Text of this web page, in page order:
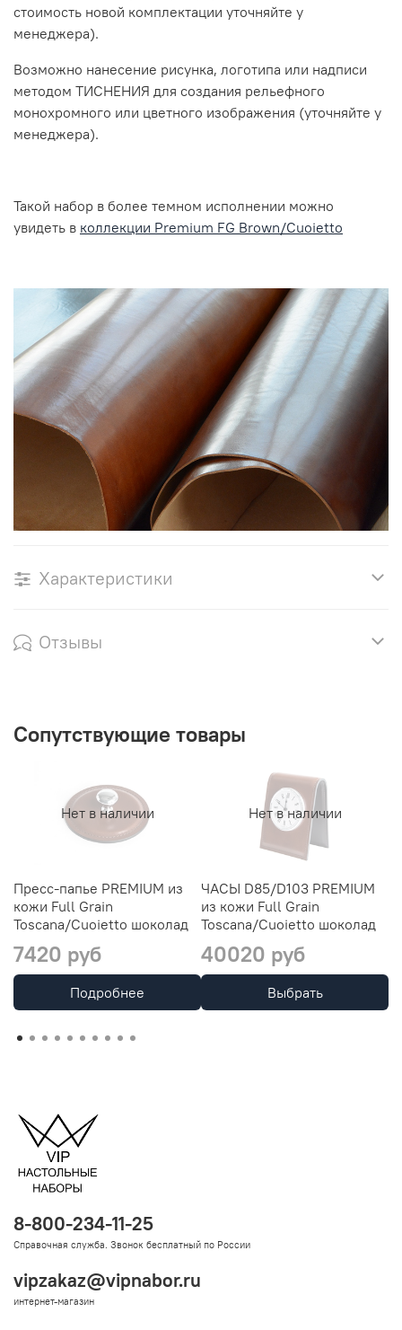
стоимость новой комплектации уточняйте у
менеджера).
Возможно нанесение рисунка, логотипа или надписи
методом ТИСНЕНИЯ для создания рельефного
монохромного или цветного изображения (уточняйте у
менеджера).
Такой набор в более темном исполнении можно
увидеть в коллекции Premium FG Brown/Cuoietto
Характеристики
Отзывы
Сопутствующие товары
Нет в наличии
Пресс-папье PREMIUM из
кожи Full Grain
Toscana/Cuoietto шоколад
7420 руб
Подробнее
Нет в наличии
ЧАСЫ D85/D103 PREMIUM
из кожи Full Grain
Toscana/Cuoietto шоколад
40020 руб
Выбрать
8-800-234-11-25
Справочная служба. Звонок бесплатный по России
vipzakaz@vipnabor.ru
интернет-магазин